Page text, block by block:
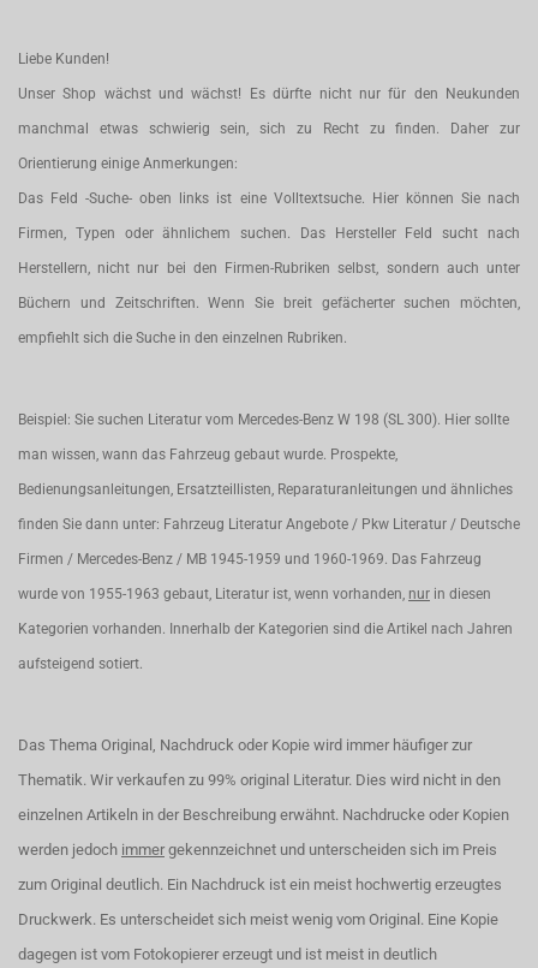
Liebe Kunden!
Unser Shop wächst und wächst! Es dürfte nicht nur für den Neukunden
manchmal etwas schwierig sein, sich zu Recht zu finden. Daher zur
Orientierung einige Anmerkungen:
Das Feld -Suche- oben links ist eine Volltextsuche. Hier können Sie nach
Firmen, Typen oder ähnlichem suchen. Das Hersteller Feld sucht nach
Herstellern, nicht nur bei den Firmen-Rubriken selbst, sondern auch unter
Büchern und Zeitschriften. Wenn Sie breit gefächerter suchen möchten,
empfiehlt sich die Suche in den einzelnen Rubriken.
Beispiel: Sie suchen Literatur vom Mercedes-Benz W 198 (SL 300). Hier sollte
man wissen, wann das Fahrzeug gebaut wurde. Prospekte,
Bedienungsanleitungen, Ersatzteillisten, Reparaturanleitungen und ähnliches
finden Sie dann unter: Fahrzeug Literatur Angebote / Pkw Literatur / Deutsche
Firmen / Mercedes-Benz / MB 1945-1959 und 1960-1969. Das Fahrzeug
wurde von 1955-1963 gebaut, Literatur ist, wenn vorhanden, nur in diesen
Kategorien vorhanden. Innerhalb der Kategorien sind die Artikel nach Jahren
aufsteigend sotiert.
Das Thema Original, Nachdruck oder Kopie wird immer häufiger zur
Thematik. Wir verkaufen zu 99% original Literatur. Dies wird nicht in den
einzelnen Artikeln in der Beschreibung erwähnt. Nachdrucke oder Kopien
werden jedoch immer gekennzeichnet und unterscheiden sich im Preis
zum Original deutlich. Ein Nachdruck ist ein meist hochwertig erzeugtes
Druckwerk. Es unterscheidet sich meist wenig vom Original. Eine Kopie
dagegen ist vom Fotokopierer erzeugt und ist meist in deutlich